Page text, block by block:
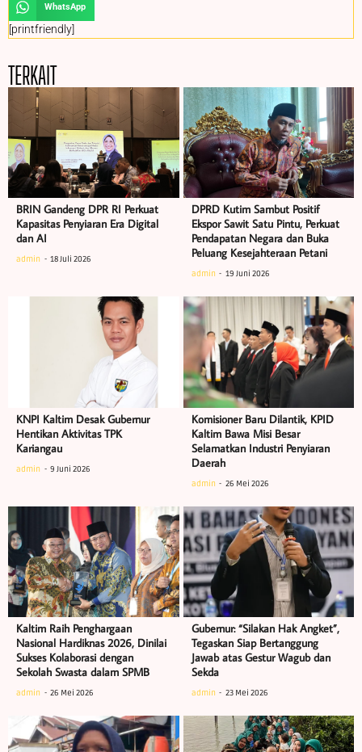
WhatsApp
[printfriendly]
TERKAIT
BRIN Gandeng DPR RI Perkuat
Kapasitas Penyiaran Era Digital
dan AI
admin 18 Juli 2026
DPRD Kutim Sambut Positif
Ekspor Sawit Satu Pintu, Perkuat
Pendapatan Negara dan Buka
Peluang Kesejahteraan Petani
admin 19 Juni 2026
KNPI Kaltim Desak Gubernur
Hentikan Aktivitas TPK
Kariangau
admin 9 Juni 2026
Komisioner Baru Dilantik, KPID
Kaltim Bawa Misi Besar
Selamatkan Industri Penyiaran
Daerah
admin 26 Mei 2026
Kaltim Raih Penghargaan
Nasional Hardiknas 2026, Dinilai
Sukses Kolaborasi dengan
Sekolah Swasta dalam SPMB
admin 26 Mei 2026
Gubernur: “Silakan Hak Angket”,
Tegaskan Siap Bertanggung
Jawab atas Gestur Wagub dan
Sekda
admin 23 Mei 2026